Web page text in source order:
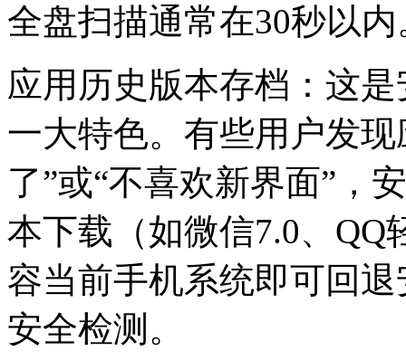
全盘扫描通常在30秒以内
应用历史版本存档：这
一大特色。有些用户发
了”或“不喜欢新界面”，
本下载（如微信7.0、
容当前手机系统即可回
安全检测。